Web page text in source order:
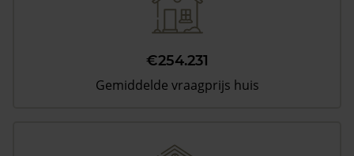
€254.231
Gemiddelde vraagprijs huis